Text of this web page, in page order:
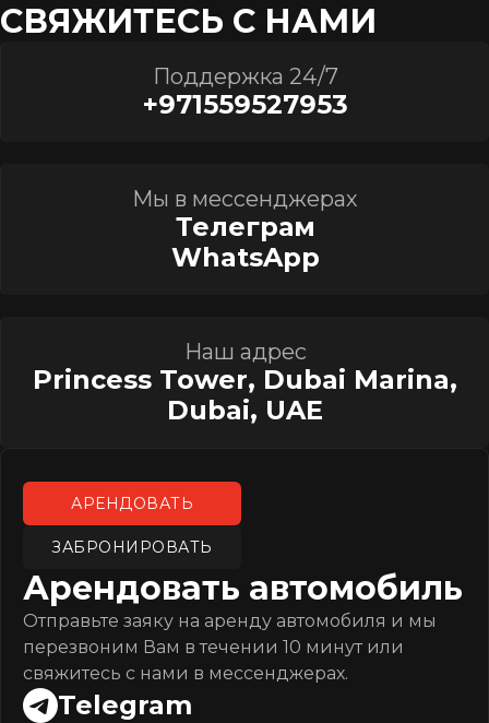
СВЯЖИТЕСЬ С НАМИ
Поддержка 24/7
+971559527953
Мы в мессенджерах
Телеграм
WhatsApp
Наш адрес
Princess Tower, Dubai Marina,
Dubai, UAE
АРЕНДОВАТЬ
ЗАБРОНИРОВАТЬ
Арендовать автомобиль
Отправьте заяку на аренду автомобиля и мы
перезвоним Вам в течении 10 минут или
свяжитесь с нами в мессенджерах.
Telegram